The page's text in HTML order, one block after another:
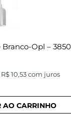
Opl – 3850
R$10,53com juros
CARRINHO